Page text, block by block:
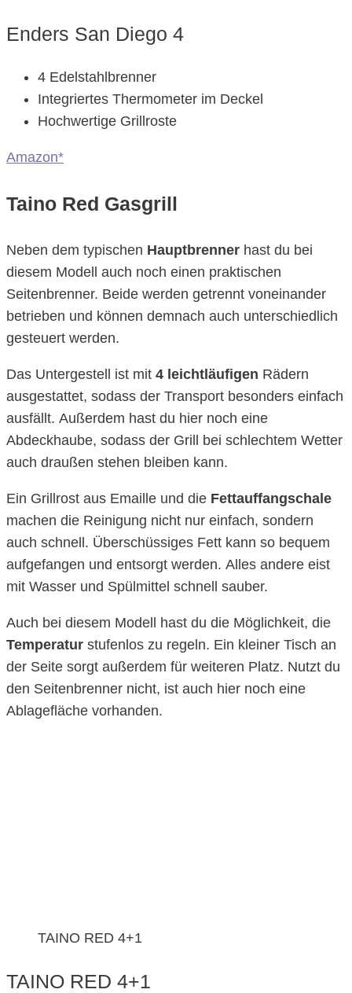
Enders San Diego 4
4 Edelstahlbrenner
Integriertes Thermometer im Deckel
Hochwertige Grillroste
Amazon*
Taino Red Gasgrill
Neben dem typischen Hauptbrenner hast du bei
diesem Modell auch noch einen praktischen
Seitenbrenner. Beide werden getrennt voneinander
betrieben und können demnach auch unterschiedlich
gesteuert werden.
Das Untergestell ist mit 4 leichtläufigen Rädern
ausgestattet, sodass der Transport besonders einfach
ausfällt. Außerdem hast du hier noch eine
Abdeckhaube, sodass der Grill bei schlechtem Wetter
auch draußen stehen bleiben kann.
Ein Grillrost aus Emaille und die Fettauffangschale
machen die Reinigung nicht nur einfach, sondern
auch schnell. Überschüssiges Fett kann so bequem
aufgefangen und entsorgt werden. Alles andere eist
mit Wasser und Spülmittel schnell sauber.
Auch bei diesem Modell hast du die Möglichkeit, die
Temperatur stufenlos zu regeln. Ein kleiner Tisch an
der Seite sorgt außerdem für weiteren Platz. Nutzt du
den Seitenbrenner nicht, ist auch hier noch eine
Ablagefläche vorhanden.
TAINO RED 4+1
TAINO RED 4+1